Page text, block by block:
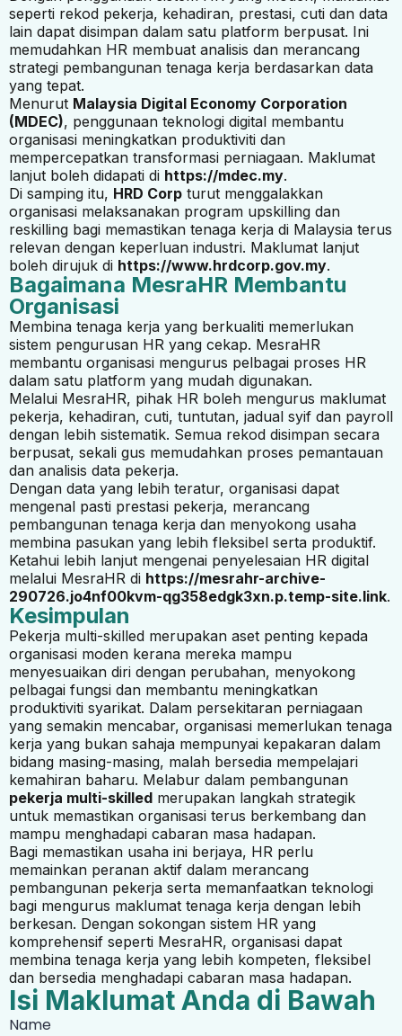
seperti rekod pekerja, kehadiran, prestasi, cuti dan data
lain dapat disimpan dalam satu platform berpusat. Ini
memudahkan HR membuat analisis dan merancang
strategi pembangunan tenaga kerja berdasarkan data
yang tepat.
Menurut Malaysia Digital Economy Corporation
(MDEC), penggunaan teknologi digital membantu
organisasi meningkatkan produktiviti dan
mempercepatkan transformasi perniagaan. Maklumat
lanjut boleh didapati di https://mdec.my.
Di samping itu, HRD Corp turut menggalakkan
organisasi melaksanakan program upskilling dan
reskilling bagi memastikan tenaga kerja di Malaysia terus
relevan dengan keperluan industri. Maklumat lanjut
boleh dirujuk di https://www.hrdcorp.gov.my.
Bagaimana MesraHR Membantu
Organisasi
Membina tenaga kerja yang berkualiti memerlukan
sistem pengurusan HR yang cekap. MesraHR
membantu organisasi mengurus pelbagai proses HR
dalam satu platform yang mudah digunakan.
Melalui MesraHR, pihak HR boleh mengurus maklumat
pekerja, kehadiran, cuti, tuntutan, jadual syif dan payroll
dengan lebih sistematik. Semua rekod disimpan secara
berpusat, sekali gus memudahkan proses pemantauan
dan analisis data pekerja.
Dengan data yang lebih teratur, organisasi dapat
mengenal pasti prestasi pekerja, merancang
pembangunan tenaga kerja dan menyokong usaha
membina pasukan yang lebih fleksibel serta produktif.
Ketahui lebih lanjut mengenai penyelesaian HR digital
melalui MesraHR di https://mesrahr-archive-
290726.jo4nf00kvm-qg358edgk3xn.p.temp-site.link.
Kesimpulan
Pekerja multi-skilled merupakan aset penting kepada
organisasi moden kerana mereka mampu
menyesuaikan diri dengan perubahan, menyokong
pelbagai fungsi dan membantu meningkatkan
produktiviti syarikat. Dalam persekitaran perniagaan
yang semakin mencabar, organisasi memerlukan tenaga
kerja yang bukan sahaja mempunyai kepakaran dalam
bidang masing-masing, malah bersedia mempelajari
kemahiran baharu. Melabur dalam pembangunan
pekerja multi-skilled merupakan langkah strategik
untuk memastikan organisasi terus berkembang dan
mampu menghadapi cabaran masa hadapan.
Bagi memastikan usaha ini berjaya, HR perlu
memainkan peranan aktif dalam merancang
pembangunan pekerja serta memanfaatkan teknologi
bagi mengurus maklumat tenaga kerja dengan lebih
berkesan. Dengan sokongan sistem HR yang
komprehensif seperti MesraHR, organisasi dapat
membina tenaga kerja yang lebih kompeten, fleksibel
dan bersedia menghadapi cabaran masa hadapan.
Isi Maklumat Anda di Bawah
Name